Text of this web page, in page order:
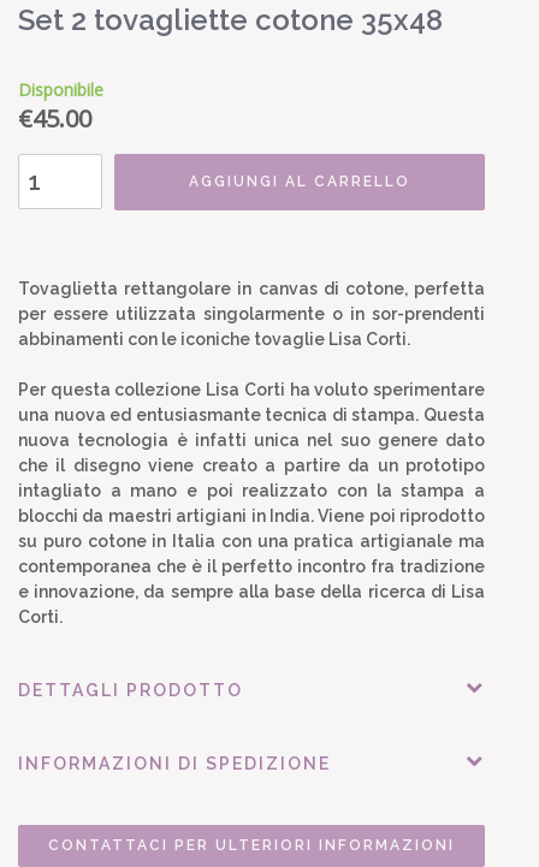
Set 2 tovagliette cotone 35x48
Disponibile
€45.00
AGGIUNGI AL CARRELLO
Tovaglietta rettangolare in canvas di cotone, perfetta
per essere utilizzata singolarmente o in sor-prendenti
abbinamenti con le iconiche tovaglie Lisa Corti.
Per questa collezione Lisa Corti ha voluto sperimentare
una nuova ed entusiasmante tecnica di stampa. Questa
nuova tecnologia è infatti unica nel suo genere dato
che il disegno viene creato a partire da un prototipo
intagliato a mano e poi realizzato con la stampa a
blocchi da maestri artigiani in India. Viene poi riprodotto
su puro cotone in Italia con una pratica artigianale ma
contemporanea che è il perfetto incontro fra tradizione
e innovazione, da sempre alla base della ricerca di Lisa
Corti.
DETTAGLI PRODOTTO
INFORMAZIONI DI SPEDIZIONE
CONTATTACI PER ULTERIORI INFORMAZIONI